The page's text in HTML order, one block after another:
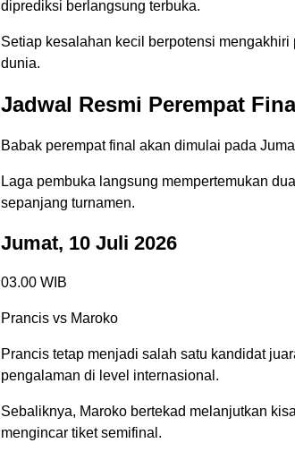
diprediksi berlangsung terbuka.
Setiap kesalahan kecil berpotensi
dunia.
Jadwal Resmi Perempat
Babak perempat final akan dimulai pada
Laga pembuka langsung mempertemukan
sepanjang turnamen.
Jumat, 10 Juli 2026
03.00 WIB
Prancis vs Maroko
Prancis tetap menjadi salah satu kandidat
pengalaman di level internasional.
Sebaliknya, Maroko bertekad melanjutkan
mengincar tiket semifinal.